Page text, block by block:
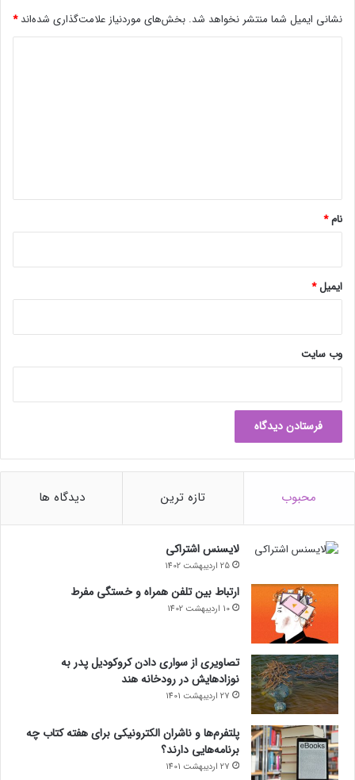
و
پ
ب
ی
د
ر
د
نشانی ایمیل شما منتشر نخواهد شد. بخش‌های موردنیاز علامت‌گذاری شده‌اند*
نام*
ایمیل*
وب‌ سایت
محبوب تازه ترین دیدگاه ها
لایسنس اشتراکی
25 اردیبهشت 1402
ارتباط بین تلفن همراه و خستگی مفرط
10 اردیبهشت 1402
تصاویری از سواری دادن کروکودیل پدر به
نوزادهایش در رودخانه هند
27 اردیبهشت 1401
پلتفرم‌ها و ناشران الکترونیکی برای هفته کتاب چه
برنامه‌هایی دارند؟
27 اردیبهشت 1401